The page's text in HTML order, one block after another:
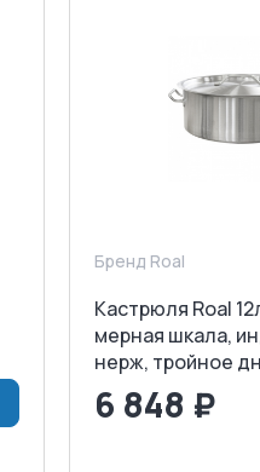
Бренд Roal
Кастрюля Roal
мерная шкала,
нерж, тройное
6 848 ₽